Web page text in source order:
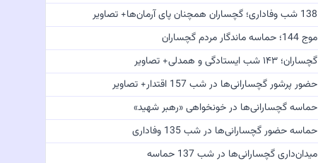
138 شب وفاداری؛ گچساران همچنان پای آرمان‌ها+ تصاویر
موج 144؛ حماسه ماندگار مردم گچساران
گچساران؛ ۱۴۳ شب ایستادگی و همدلی+ تصاویر
حضور پرشور گچسارانی‌ها در شب 157 اقتدار+ تصاویر
حماسه گچسارانی‌ها در خونخواهی «رهبر شهید»
حماسه حضور گچسارانی‌ها در شب 135 وفاداری
میدان‌داری گچسارانی‌ها در شب 137 حماسه